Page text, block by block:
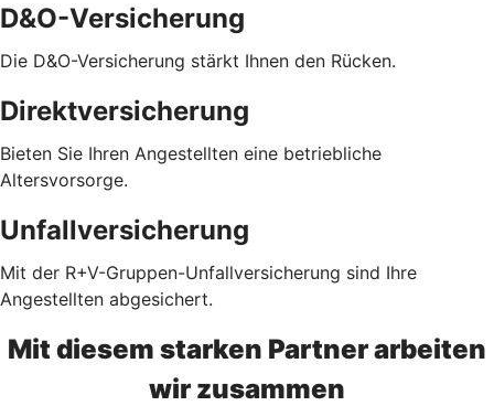
D&O-Versicherung
Die D&O-Versicherung stärkt Ihnen den Rücken.
Direktversicherung
Bieten Sie Ihren Angestellten eine betriebliche
Altersvorsorge.
Unfallversicherung
Mit der R+V-Gruppen-Unfallversicherung sind Ihre
Angestellten abgesichert.
Mit diesem starken Partner arbeiten
wir zusammen